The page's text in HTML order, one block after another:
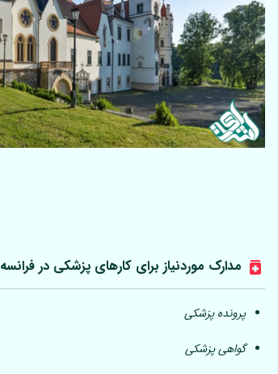
مدارک موردنیاز برای کارهای پزشکی در فرانسه
پرونده پزشکی
گواهی پزشکی